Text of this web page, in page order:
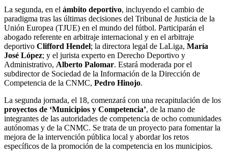
La segunda, en el ámbito deportivo, incluyendo el cambio de
paradigma tras las últimas decisiones del Tribunal de Justicia de la
Unión Europea (TJUE) en el mundo del fútbol. Participarán el
abogado referente en arbitraje internacional y en el arbitraje
deportivo Clifford Hendel; la directora legal de LaLiga, María
José López; y el jurista experto en Derecho Deportivo y
Administrativo, Alberto Palomar. Estará moderada por el
subdirector de Sociedad de la Información de la Dirección de
Competencia de la CNMC, Pedro Hinojo.
La segunda jornada, el 18, comenzará con una recapitulación de los
proyectos de ‘Municipios y Competencia’, de la mano de
integrantes de las autoridades de competencia de ocho comunidades
autónomas y de la CNMC. Se trata de un proyecto para fomentar la
mejora de la intervención pública local y abordar los retos
específicos de la promoción de la competencia en los municipios.